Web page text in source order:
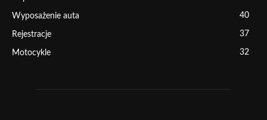
Wyposażenie auta 40
Rejestracje 37
Motocykle 32